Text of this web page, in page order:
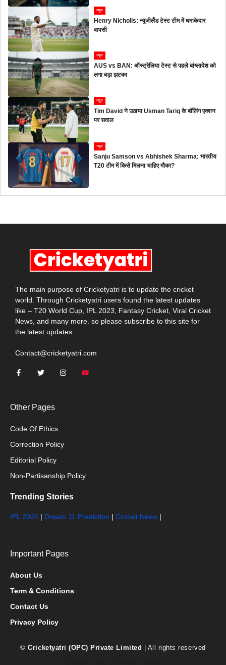
न्यूज
Henry Nicholls: न्यूजीलैंड टेस्ट टीम में धमाकेदार
वापसी
न्यूज
AUS vs BAN: ऑस्ट्रेलिया टेस्ट से पहले बांग्लादेश को
लगा बड़ा झटका
न्यूज
Tim David ने उठाया Usman Tariq के बॉलिंग एक्शन
पर सवाल
न्यूज
Sanju Samson vs Abhishek Sharma: भारतीय
T20 टीम में किसे मिलना चाहिए मौका?
The main purpose of Cricketyatri is to update the cricket
world. Through Cricketyatri users found the latest updates
like – T20 World Cup, IPL 2023, Fantasy Cricket, Viral Cricket
News, and many more. so please subscribe to this site for
the latest updates.
Contact@cricketyatri.com
Other Pages
Code Of Ethics
Correction Policy
Editorial Policy
Non-Partisanship Policy
Trending Stories
IPL 2024 | Dream 11 Prediction | Cricket News |
Important Pages
About Us
Term & Conditions
Contact Us
Privacy Policy
©Cricketyatri (OPC) Private Limited
| All rights reserved